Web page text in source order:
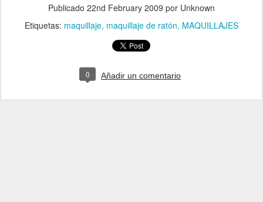
Publicado 22nd February 2009 por Unknown
Etiquetas: maquillaje maquillaje de ratón MAQUILLAJES
0 Añadir un comentario